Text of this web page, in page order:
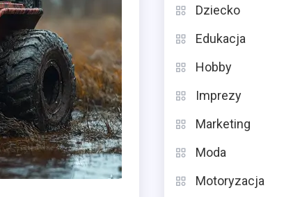
Dziecko
Edukacja
Hobby
Imprezy
Marketing
Moda
Motoryzacja